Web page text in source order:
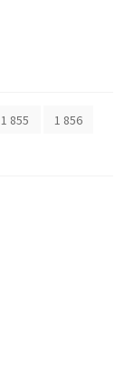
1 855
1 856